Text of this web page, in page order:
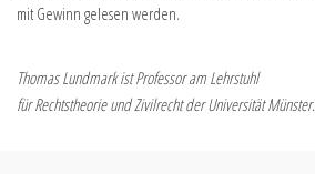
mit Gewinn gelesen werden.
Thomas Lundmark ist Professor am Lehrstuhl
für Rechtstheorie und Zivilrecht der Universität Münster.